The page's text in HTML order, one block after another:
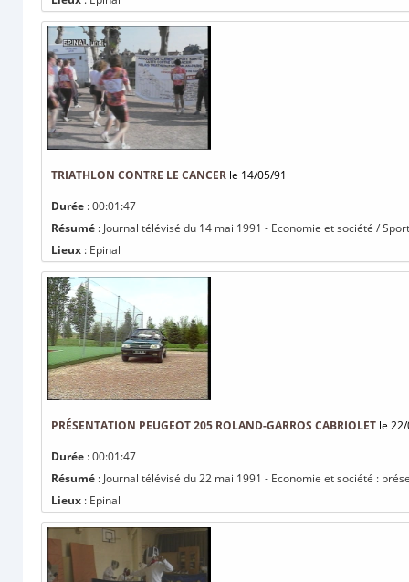
TRIATHLON CONTRE LE CANCER le 14/05/91
Durée : 00:01:47
Résumé : Journal télévisé du 14 mai 1991 - Economie et société /
Lieux : Epinal
PRÉSENTATION PEUGEOT 205 ROLAND-GARROS CABRIOLET le
Durée : 00:01:47
Résumé : Journal télévisé du 22 mai 1991 - Economie et société :
Lieux : Epinal